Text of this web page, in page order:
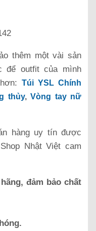
thêm một vài sản
để outfit của mình
Túi YSL Chính
thủy, Vòng tay nữ
hàng uy tín được
Nhật Việt cam
đảm bảo chất